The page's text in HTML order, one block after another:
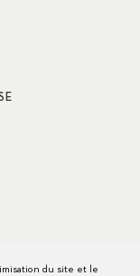
du site et le